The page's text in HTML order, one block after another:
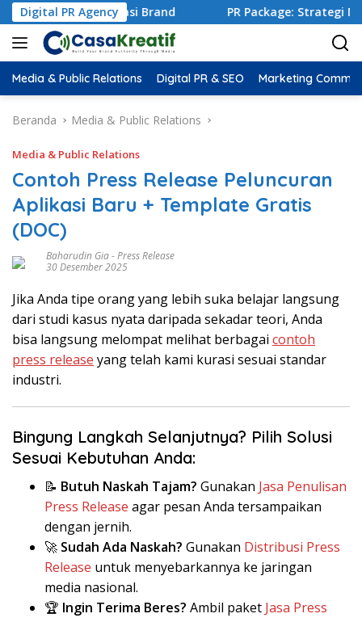
Digital PR Agency
dan Reputasi Brand PR Package: Strategi
Media & Public Relations Digital PR & SEO Marketing
Beranda Media & Public Relations
Media & Public Relations
Contoh Press Release Peluncuran
Aplikasi Baru + Template Gratis
(DOC)
Baharudin Gia-Press Release
30 Desember 2025
Jika Anda tipe orang yang lebih suka belajar langsung
dari studi kasus nyata daripada sekadar teori, Anda
bisa langsung melompat melihat berbagai contoh
press release yang telah kami kurasi sesuai standar
industri.
Bingung Langkah Selanjutnya? Pilih Solusi
Sesuai Kebutuhan Anda:
📝 Butuh Naskah Tajam? Gunakan Jasa Penulisan
Press Release agar pesan Anda tersampaikan
dengan jernih.
🚀 Sudah Ada Naskah? Gunakan Distribusi Press
Release untuk menyebarkannya ke jaringan
media nasional.
🏆 Ingin Terima Beres? Ambil paket Jasa Press